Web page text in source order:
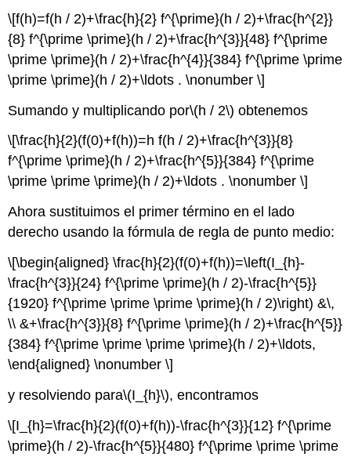
\[f(h)=f(h / 2)+\frac{h}{2} f^{\prime}(h / 2)+\frac{h^{2}}
{8} f^{\prime \prime}(h / 2)+\frac{h^{3}}{48} f^{\prime
\prime \prime}(h / 2)+\frac{h^{4}}{384} f^{\prime \prime
\prime \prime}(h / 2)+\ldots . \nonumber \]
Sumando y multiplicando por\(h / 2\) obtenemos
\[\frac{h}{2}(f(0)+f(h))=h f(h / 2)+\frac{h^{3}}{8}
f^{\prime \prime}(h / 2)+\frac{h^{5}}{384} f^{\prime
\prime \prime \prime}(h / 2)+\ldots . \nonumber \]
Ahora sustituimos el primer término en el lado
derecho usando la fórmula de regla de punto medio:
\[\begin{aligned} \frac{h}{2}(f(0)+f(h))=\left(I_{h}-
\frac{h^{3}}{24} f^{\prime \prime}(h / 2)-\frac{h^{5}}
{1920} f^{\prime \prime \prime \prime}(h / 2)\right) &\,
\\ &+\frac{h^{3}}{8} f^{\prime \prime}(h / 2)+\frac{h^{5}}
{384} f^{\prime \prime \prime \prime}(h / 2)+\ldots,
\end{aligned} \nonumber \]
y resolviendo para\(I_{h}\), encontramos
\[I_{h}=\frac{h}{2}(f(0)+f(h))-\frac{h^{3}}{12} f^{\prime
\prime}(h / 2)-\frac{h^{5}}{480} f^{\prime \prime \prime